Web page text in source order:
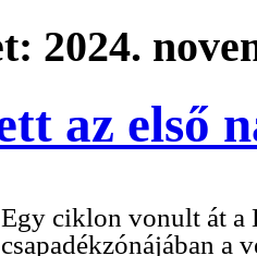
2024.
az első
Egy ciklon vonult át a
csapadékzónájában a